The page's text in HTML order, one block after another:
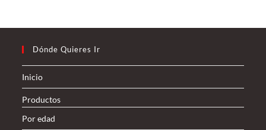
Dónde Quieres Ir
Inicio
Productos
Por edad